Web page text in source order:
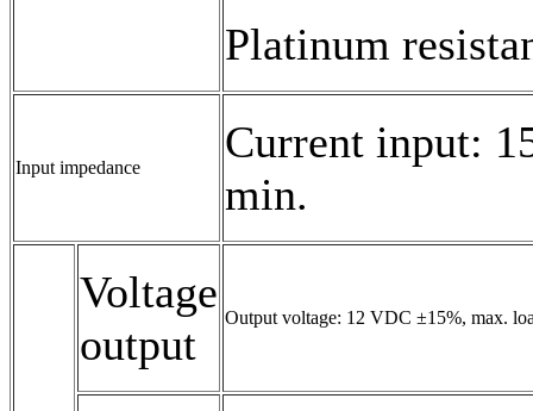
Platinum
Input impedance
Current input:
min.
Voltage
output
Output voltage: 12 VDC ±15%, max.